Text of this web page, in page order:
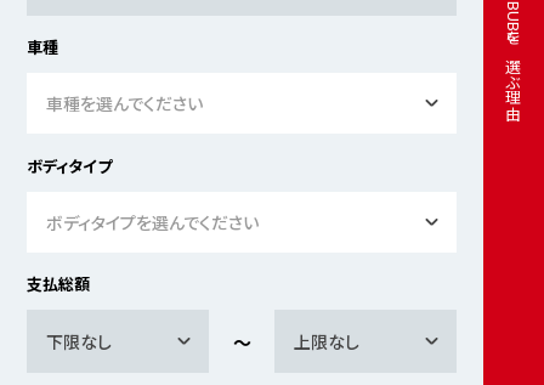
BUBUを選ぶ理由
車種
車種を選んでください
ボディタイプ
ボディタイプを選んでください
支払総額
下限なし 上限なし